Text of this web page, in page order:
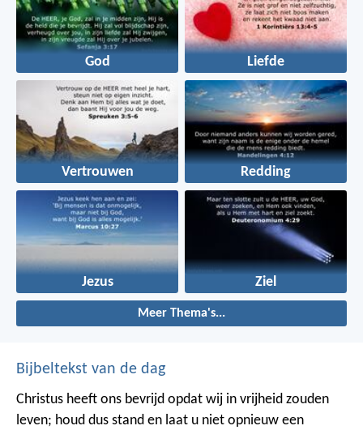
God Liefde
Vertrouwen Redding
Jezus Ziel
Meer Thema's...
Bijbeltekst van de dag
Christus heeft ons bevrijd opdat wij in vrijheid zouden
leven; houd dus stand en laat u niet opnieuw een